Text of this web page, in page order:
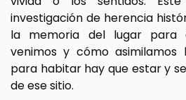
investigación de herencia
la memoria del lugar para
venimos y cómo asimilamos
para habitar hay que estar y
de ese sitio.